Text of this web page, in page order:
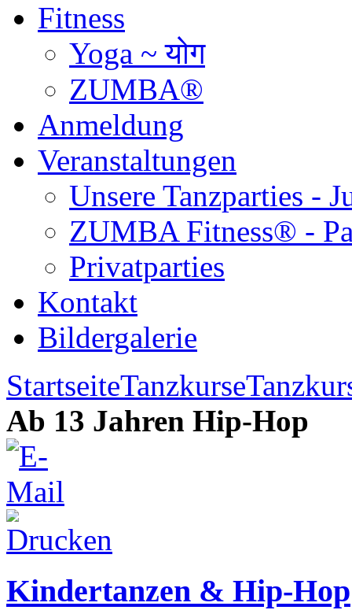
Fitness
Yoga ~ योग
ZUMBA®
Anmeldung
Veranstaltungen
Unsere Tanzparties -
ZUMBA Fitness® -
Privatparties
Kontakt
Bildergalerie
StartseiteTanzkurse
Ab 13 Jahren Hip-Hop
Kindertanzen & Hip-Hop